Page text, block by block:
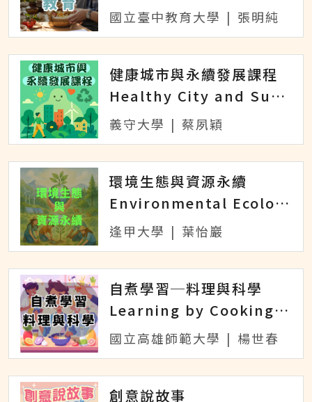
國立臺中教育大學 | 張明純
健康城市與永續發展課程
Healthy City and Sustainable Development
義守大學 | 蔡夙穎
環境生態與資源永續
Environmental Ecology and Resource Sustainability
逢甲大學 | 葉怡巖
自煮學習─料理與科學
Learning by Cooking: Culinary Arts and Science
國立高雄師範大學 | 楊世春
創意說故事